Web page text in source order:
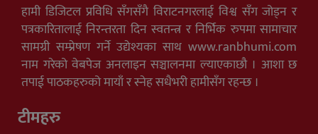
हामी डिजिटल प्रविधि सँगसँगै विराटनगरलाई विश्व सँग जोड्न र
पत्रकारितालाई निरन्तरता दिन स्वतन्त्र र निर्भिक रुपमा सामाचार
सामग्री सम्प्रेषण गर्ने उद्येश्यका साथ www.ranbhumi.com
नाम गरेको वेबपेज अनलाइन सञ्चालनमा ल्याएकाछौ । आशा छ
तपाई पाठकहरुको मायाँ र स्नेह सधैभरी हामीसँग रहन्छ ।
टीमहरु